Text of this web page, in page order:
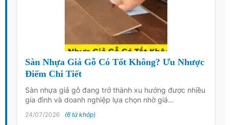
Sàn Nhựa Giả Gỗ Có Tốt Không? Ưu Nhược
Điểm Chi Tiết
Sàn nhựa giả gỗ đang trở thành xu hướng được nhiều
gia đình và doanh nghiệp lựa chọn nhờ giá…
24/07/2026 (6 từ khớp)